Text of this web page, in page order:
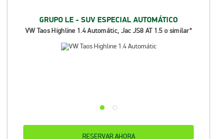
GRUPO LE - SUV ESPECIAL AUTOMÁTICO
VW Taos Highline 1.4 Automátic, Jac JS8 AT 1.5 o similar*
RESERVAR AHORA